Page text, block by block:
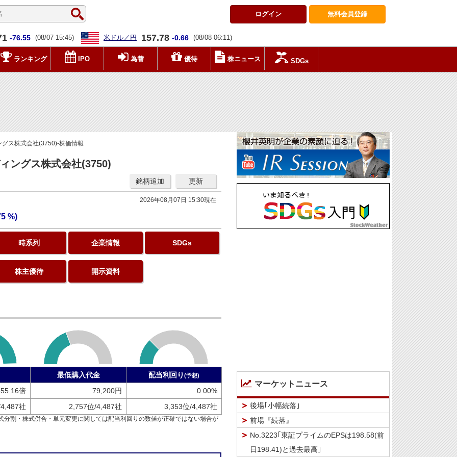
無料会員登録
ログイン
-76.55 (08/07 15:45) 米ドル／円 157.78 -0.66 (08/08 06:11)
ランキング IPO 為替 優待 株ニュース SDGs
ス株式会社(3750)-株価情報
ングス株式会社(3750)
更新
銘柄追加
2026年08月07日 15:30現在
%)
時系列 企業情報 SDGs
株主優待 開示資料
倍
社
最低購入代金 配当利回り (予想)
79,200円
0.00%
2,757位/4,487社
3,353位/4,487社
割・株式併合・単元変更に関しては配当利回りの数値が正確ではない場合が
マーケットニュース
後場｢小幅続落｣
前場『続落』
No.3223｢東証プライムのEPSは198.58(前
日198.41)と過去最高｣